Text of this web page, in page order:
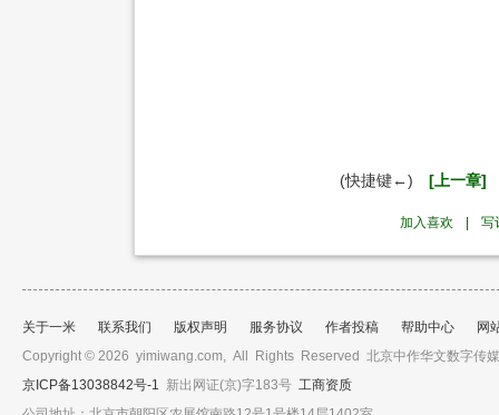
(快捷键←) [上一章]
加入喜欢 写
关于一米 联系我们 版权声明 服务协议 作者投稿 帮助中心
网
Copyright © 2026 yimiwang.com, All Rights Reserved 北京中作华文数字传
京ICP备13038842号-1 新出网证(京)字183号 工商资质